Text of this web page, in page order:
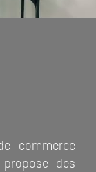
commerce
propose des